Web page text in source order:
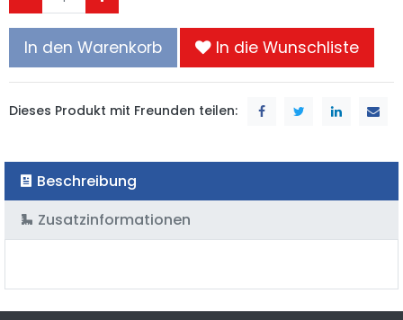
In den Warenkorb In die Wunschliste
Dieses Produkt mit Freunden teilen:
Beschreibung
Zusatzinformationen